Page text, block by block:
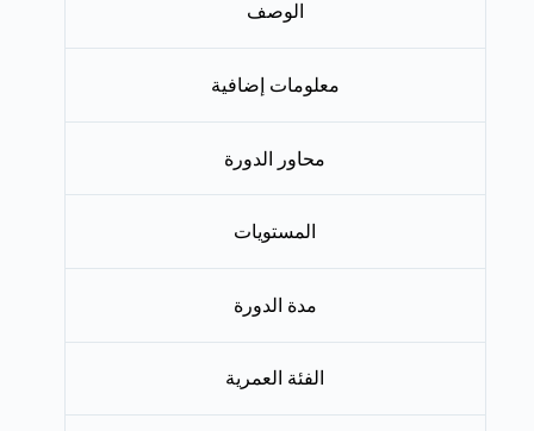
الوصف
معلومات إضافية
محاور الدورة
المستويات
مدة الدورة
الفئة العمرية